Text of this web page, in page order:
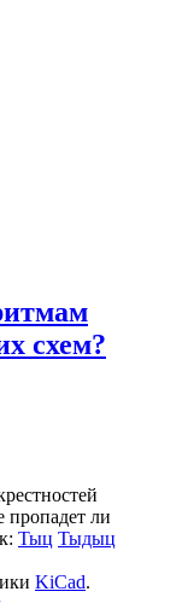
схем?
пропадет ли
Тыц Тыдыц
KiCad.